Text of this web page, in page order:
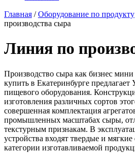
Главная /Оборудование по продукту
производства сыра
Линия по
Производство сыра как бизнес
купить в Екатеринбурге предлагает
пищевого оборудования.
изготовления различных сортов
совершенная комплектация
промышленных масштабах сыры,
текстурным признакам. В
устройства входят твердые и
категории изготавливаемой